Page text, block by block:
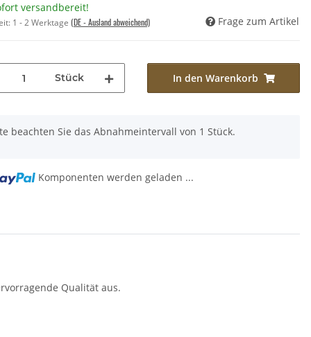
versandbereit!
1 - 2 Werktage (DE - Ausland abweichend) Frage zum Artikel
Stück In den Warenkorb
beachten Sie das Abnahmeintervall von 1 Stück.
Komponenten werden geladen ...
Qualität aus.